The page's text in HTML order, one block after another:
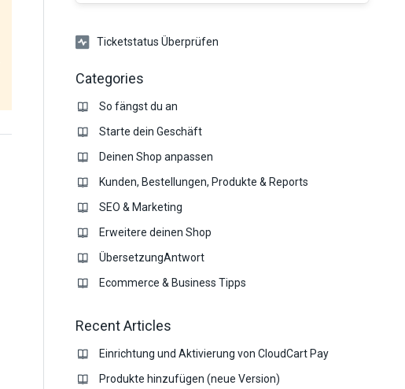
Ticketstatus Überprüfen
Categories
So fängst du an
Starte dein Geschäft
Deinen Shop anpassen
Kunden, Bestellungen, Produkte & Reports
SEO & Marketing
Erweitere deinen Shop
ÜbersetzungAntwort
Ecommerce & Business Tipps
Recent Articles
Einrichtung und Aktivierung von CloudCart Pay
Produkte hinzufügen (neue Version)